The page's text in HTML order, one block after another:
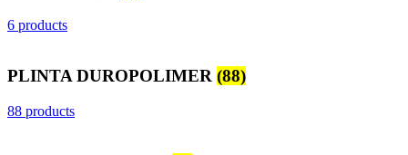
6 products
PLINTA DUROPOLIMER (88)
88 products